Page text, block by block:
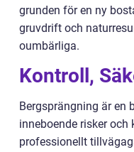
grunden för en ny
gruvdrift och
oumbärliga.
Kontroll,
Bergsprängning är en
inneboende risker och
professionellt